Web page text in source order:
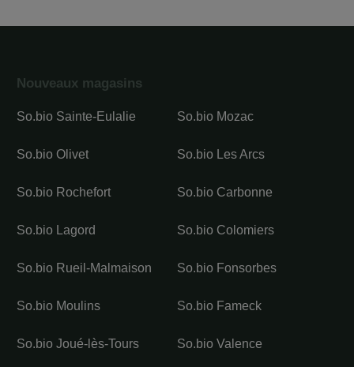
Nouveaux magasins
So.bio Sainte-Eulalie So.bio Mozac
So.bio Olivet So.bio Les Arcs
So.bio Rochefort So.bio Carbonne
So.bio Lagord So.bio Colomiers
So.bio Rueil-Malmaison So.bio Fonsorbes
So.bio Moulins So.bio Fameck
So.bio Joué-lès-Tours So.bio Valence